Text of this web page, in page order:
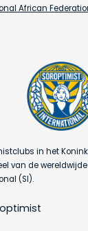
African
in het
van de
(SI).